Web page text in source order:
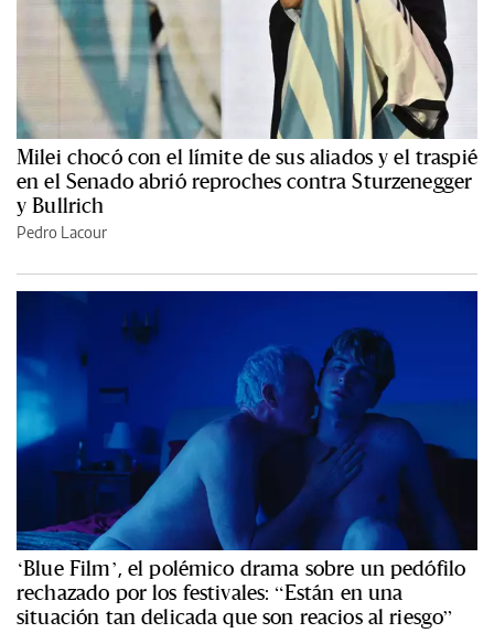
Milei chocó con el límite de sus aliados y el traspié
en el Senado abrió reproches contra Sturzenegger
y Bullrich
Pedro Lacour
‘Blue Film’, el polémico drama sobre un pedófilo
rechazado por los festivales: “Están en una
situación tan delicada que son reacios al riesgo”